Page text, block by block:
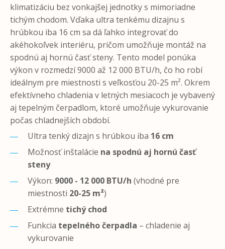
klimatizáciu bez vonkajšej jednotky s mimoriadne
tichým chodom. Vďaka ultra tenkému dizajnu s
hrúbkou iba 16 cm sa dá ľahko integrovať do
akéhokoľvek interiéru, pričom umožňuje montáž na
spodnú aj hornú časť steny. Tento model ponúka
výkon v rozmedzí 9000 až 12 000 BTU/h, čo ho robí
ideálnym pre miestnosti s veľkosťou 20-25 m². Okrem
efektívneho chladenia v letných mesiacoch je vybavený
aj tepelným čerpadlom, ktoré umožňuje vykurovanie
počas chladnejších období.
Ultra tenký dizajn s hrúbkou iba 16 cm
Možnosť inštalácie na spodnú aj hornú časť
steny
Výkon: 9000 - 12 000 BTU/h (vhodné pre
miestnosti 20-25 m²)
Extrémne tichý chod
Funkcia tepelného čerpadla – chladenie aj
vykurovanie